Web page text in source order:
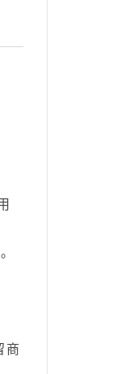
商